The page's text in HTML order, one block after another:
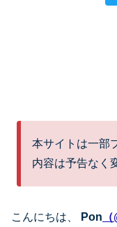
本サイトは一部
内容は予告なく
こんにちは、 Pon